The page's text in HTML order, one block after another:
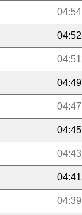
04:54
04:52
04:51
04:49
04:47
04:45
04:43
04:41
04:39